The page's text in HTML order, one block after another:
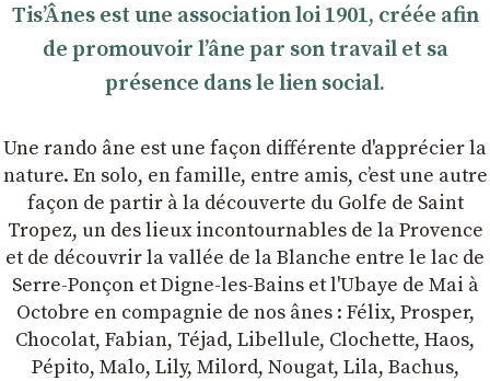
TisʼÂnes est une association loi 1901, créée afin
de promouvoir lʼâne par son travail et sa
présence dans le lien social.
Une rando âne est une façon différente d'apprécier la
nature. En solo, en famille, entre amis, cʼest une autre
façon de partir à la découverte du Golfe de Saint
Tropez, un des lieux incontournables de la Provence
et de découvrir la vallée de la Blanche entre le lac de
Serre-Ponçon et Digne-les-Bains et l'Ubaye de Mai à
Octobre en compagnie de nos ânes : Félix, Prosper,
Chocolat, Fabian, Téjad, Libellule, Clochette, Haos,
Pépito, Malo, Lily, Milord, Nougat, Lila, Bachus,